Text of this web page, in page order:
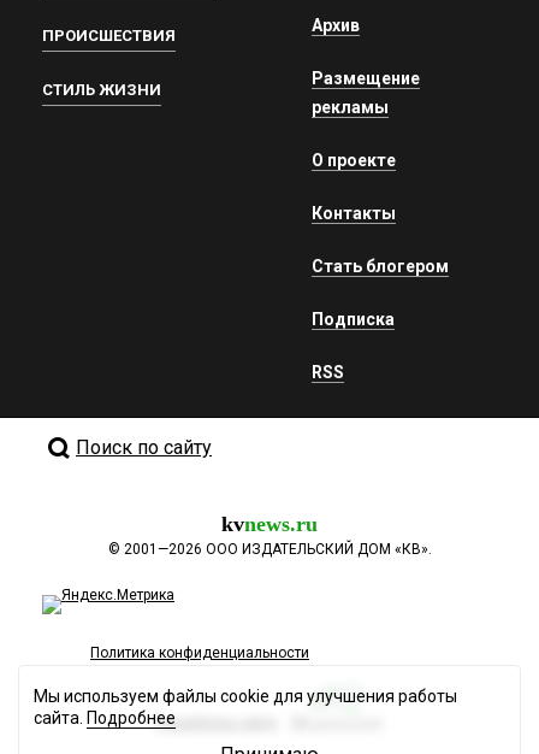
ПРОИСШЕСТВИЯ
СТИЛЬ ЖИЗНИ
Архив
Размещение
рекламы
О проекте
Контакты
Стать блогером
Подписка
RSS
Поиск по сайту
kvnews.ru
© 2001—2026 ООО ИЗДАТЕЛЬСКИЙ ДОМ «КВ».
Политика конфиденциальности
Разработка сайта
Мы используем файлы cookie для улучшения работы
сайта. Подробнее